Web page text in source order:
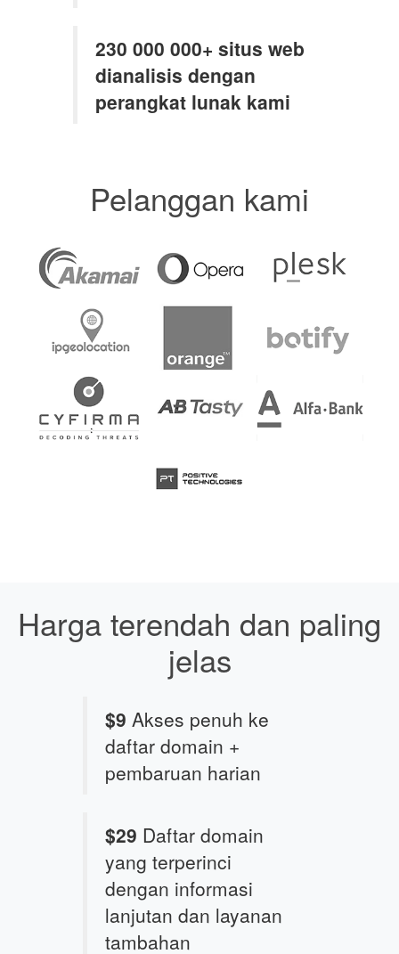
230 000 000+ situs web
dianalisis dengan
perangkat lunak kami
Pelanggan kami
Harga terendah dan paling
jelas
$9 Akses penuh ke
daftar domain +
pembaruan harian
$29 Daftar domain
yang terperinci
dengan informasi
lanjutan dan layanan
tambahan